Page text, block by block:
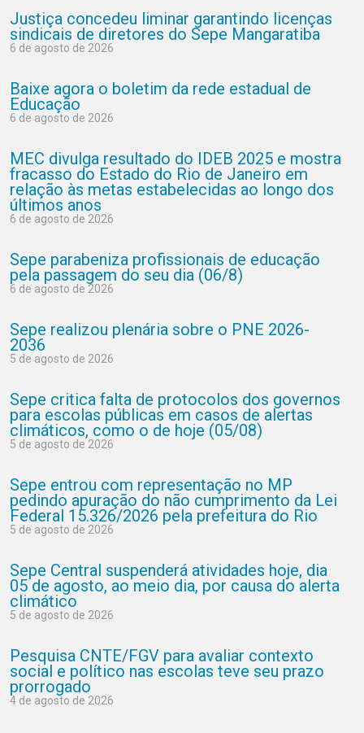
Justiça concedeu liminar garantindo licenças
sindicais de diretores do Sepe Mangaratiba
6 de agosto de 2026
Baixe agora o boletim da rede estadual de
Educação
6 de agosto de 2026
MEC divulga resultado do IDEB 2025 e mostra
fracasso do Estado do Rio de Janeiro em
relação às metas estabelecidas ao longo dos
últimos anos
6 de agosto de 2026
Sepe parabeniza profissionais de educação
pela passagem do seu dia (06/8)
6 de agosto de 2026
Sepe realizou plenária sobre o PNE 2026-
2036
5 de agosto de 2026
Sepe critica falta de protocolos dos governos
para escolas públicas em casos de alertas
climáticos, como o de hoje (05/08)
5 de agosto de 2026
Sepe entrou com representação no MP
pedindo apuração do não cumprimento da Lei
Federal 15.326/2026 pela prefeitura do Rio
5 de agosto de 2026
Sepe Central suspenderá atividades hoje, dia
05 de agosto, ao meio dia, por causa do alerta
climático
5 de agosto de 2026
Pesquisa CNTE/FGV para avaliar contexto
social e político nas escolas teve seu prazo
prorrogado
4 de agosto de 2026